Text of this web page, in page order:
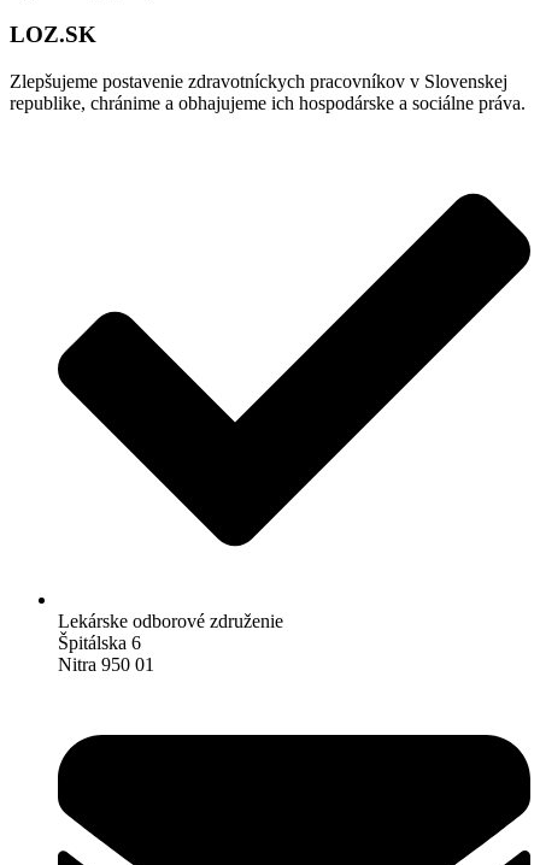
LOZ.SK
Zlepšujeme postavenie zdravotníckych pracovníkov v Slovenskej
republike, chránime a obhajujeme ich hospodárske a sociálne práva.
Lekárske odborové združenie
Špitálska 6
Nitra 950 01